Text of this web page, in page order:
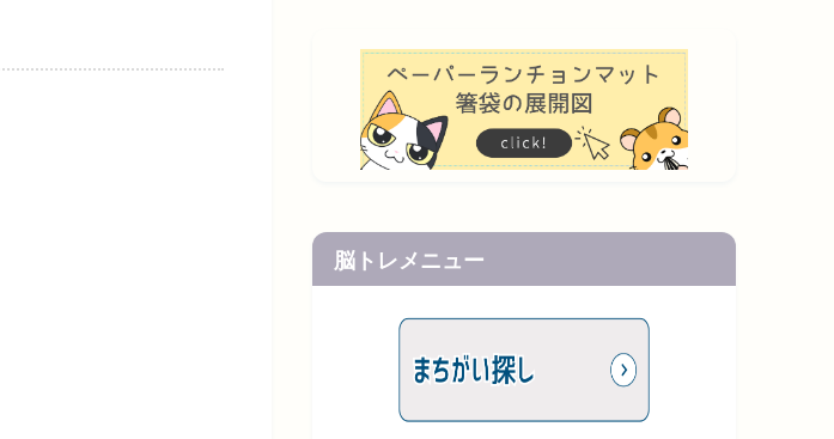
脳トレメニュー